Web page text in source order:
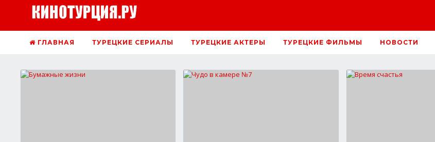
ГЛАВНАЯ ТУРЕЦКИЕ СЕРИАЛЫ ТУРЕЦКИЕ АКТЕРЫ ТУРЕЦКИЕ ФИЛЬМЫ НОВОСТИ